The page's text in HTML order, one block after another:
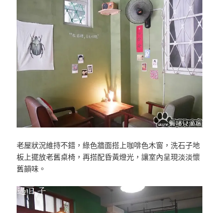
老屋狀況維持不錯，綠色牆面搭上咖啡色木窗，洗石子地
板上擺放老舊桌椅，再搭配昏黃燈光，讓室內呈現淡淡懷
舊韻味。